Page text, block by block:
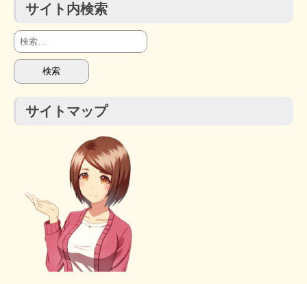
サイト内検索
検
索:
サイトマップ